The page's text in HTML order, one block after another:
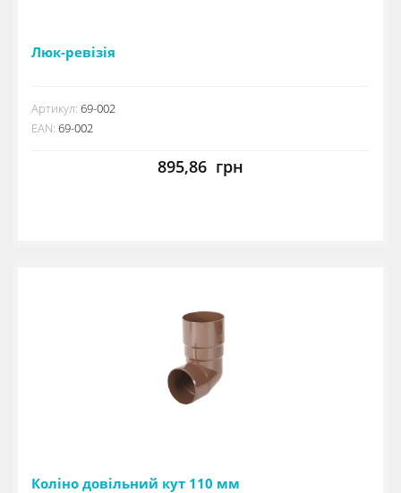
Люк-ревізія
Артикул: 69-002
EAN: 69-002
895,86 грн
Коліно довільний кут 110 мм